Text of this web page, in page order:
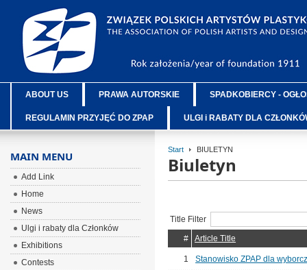
ABOUT US PRAWA AUTORSKIE SPADKOBIERCY -
REGULAMIN PRZYJĘĆ DO ZPAP ULGI i RABATY DLA
Start BIULETYN
Biuletyn
Title Filter
#
Article Title
1 Stanowisko ZPAP dla
MAIN MENU
Add Link
Home
News
Ulgi i rabaty dla Członków
Exhibitions
Contests